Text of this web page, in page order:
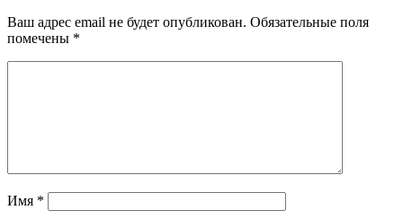
Ваш адрес email не будет опубликован. Обязательные поля
помечены *
Имя *